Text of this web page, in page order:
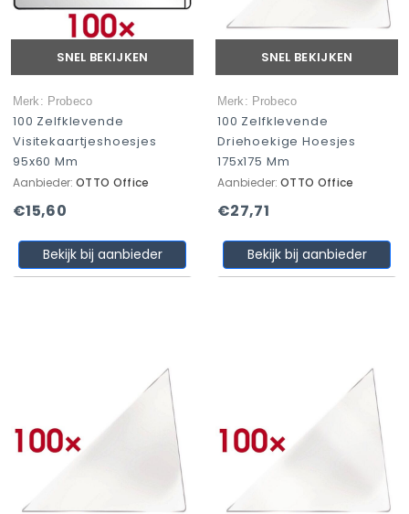
SNEL BEKIJKEN
Merk: Probeco
100 Zelfklevende
Visitekaartjeshoesjes
95x60 Mm
Aanbieder: OTTO Office
€15,60
Bekijk bij aanbieder
SNEL BEKIJKEN
Merk: Probeco
100 Zelfklevende
Driehoekige Hoesjes
175x175 Mm
Aanbieder: OTTO Office
€27,71
Bekijk bij aanbieder